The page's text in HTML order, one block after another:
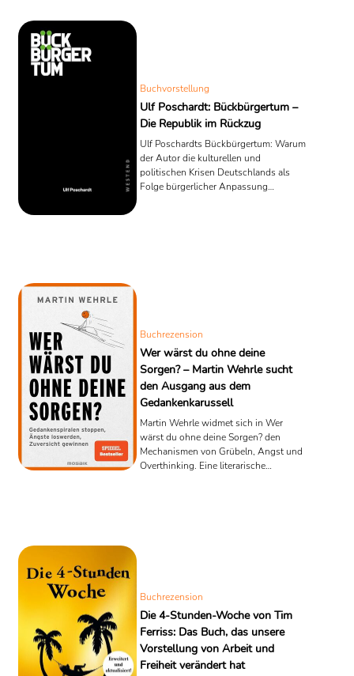
Buchvorstellung
Ulf Poschardt: Bückbürgertum –
Die Republik im Rückzug
Ulf Poschardts Bückbürgertum: Warum
der Autor die kulturellen und
politischen Krisen Deutschlands als
Folge bürgerlicher Anpassung
Buchrezension
Wer wärst du ohne deine
Sorgen? – Martin Wehrle sucht
den Ausgang aus dem
Gedankenkarussell
Martin Wehrle widmet sich in Wer
wärst du ohne deine Sorgen? den
Mechanismen von Grübeln, Angst und
Overthinking. Eine literarische
Buchrezension
Die 4-Stunden-Woche von Tim
Ferriss: Das Buch, das unsere
Vorstellung von Arbeit und
Freiheit verändert hat